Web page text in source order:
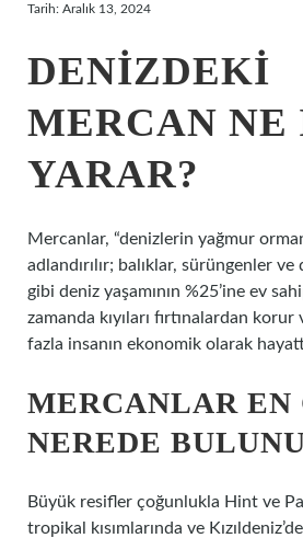
Tarih: Aralık 13, 2024
DENIZDEKI
MERCAN NE
YARAR?
Mercanlar, “denizlerin yağmur
adlandırılır; balıklar, sürüngenler
gibi deniz yaşamının %25’ine ev
zamanda kıyıları fırtınalardan
fazla insanın ekonomik olarak
MERCANLAR EN
NEREDE
Büyük resifler çoğunlukla Hint ve
tropikal kısımlarında ve